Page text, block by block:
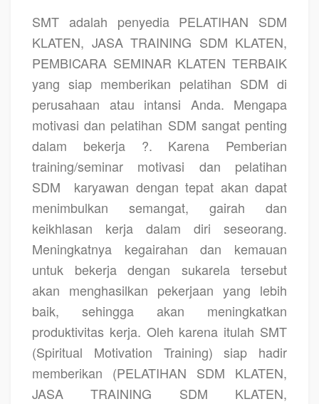
SMT adalah penyedia PELATIHAN SDM
KLATEN, JASA TRAINING SDM KLATEN,
PEMBICARA SEMINAR KLATEN TERBAIK
yang siap memberikan pelatihan SDM di
perusahaan atau intansi Anda. Mengapa
motivasi dan pelatihan SDM sangat penting
dalam bekerja ?. Karena Pemberian
training/seminar motivasi dan pelatihan
SDM
karyawan dengan tepat akan dapat
menimbulkan semangat, gairah dan
keikhlasan kerja dalam diri seseorang.
Meningkatnya kegairahan dan kemauan
untuk bekerja dengan sukarela tersebut
akan menghasilkan pekerjaan yang lebih
baik, sehingga akan meningkatkan
produktivitas kerja. Oleh karena itulah SMT
(Spiritual Motivation Training) siap hadir
memberikan (PELATIHAN SDM KLATEN,
JASA TRAINING SDM KLATEN,